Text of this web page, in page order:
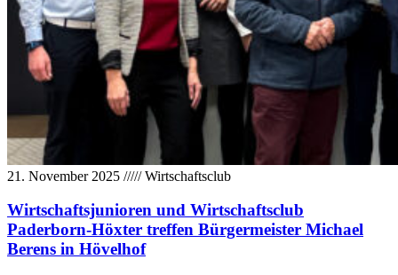
21. November 2025 /////Wirtschaftsclub
Wirtschaftsjunioren und Wirtschaftsclub
Paderborn-Höxter treffen Bürgermeister Michael
Berens in Hövelhof